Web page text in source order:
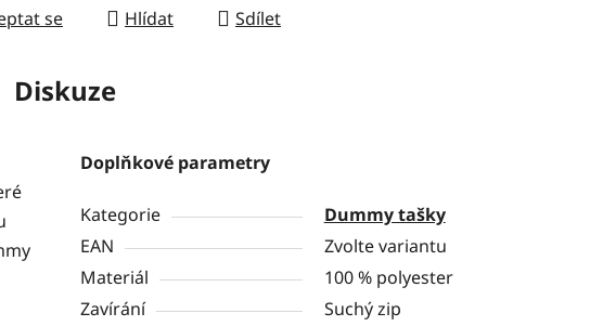
se Hlídat Sdílet
Diskuze
Doplňkové parametry
Kategorie
Dummy tašky
EAN
Zvolte variantu
Materiál
100 % polyester
Zavírání
Suchý zip